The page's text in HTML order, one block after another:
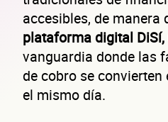
accesibles, de manera
plataforma digital DiSí,
vanguardia donde las
de cobro se
el mismo día.